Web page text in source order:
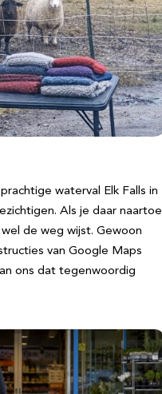
waterval Elk Falls in
Als je daar naartoe
de weg wijst. Gewoon
van Google Maps
ons dat tegenwoordig